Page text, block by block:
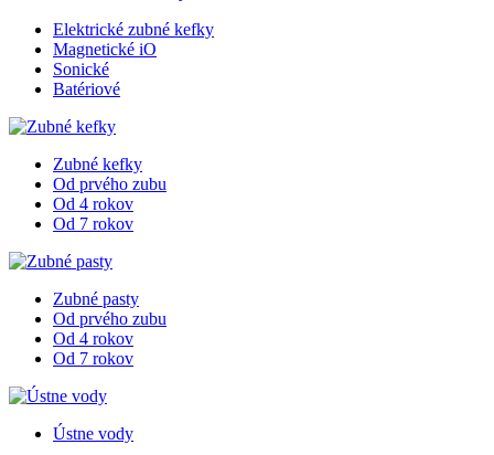
Elektrické zubné kefky
Magnetické iO
Sonické
Batériové
Zubné kefky
Od prvého zubu
Od 4 rokov
Od 7 rokov
Zubné pasty
Od prvého zubu
Od 4 rokov
Od 7 rokov
Ústne vody